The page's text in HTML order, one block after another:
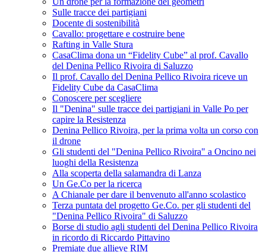
Sulle tracce dei partigiani
Docente di sostenibilità
Cavallo: progettare e costruire bene
Rafting in Valle Stura
CasaClima dona un “Fidelity Cube” al prof. Cavallo
del Denina Pellico Rivoira di Saluzzo
Il prof. Cavallo del Denina Pellico Rivoira riceve un
Fidelity Cube da CasaClima
Conoscere per scegliere
Il "Denina" sulle tracce dei partigiani in Valle Po per
capire la Resistenza
Denina Pellico Rivoira, per la prima volta un corso con
il drone
Gli studenti del "Denina Pellico Rivoira" a Oncino nei
luoghi della Resistenza
Alla scoperta della salamandra di Lanza
Un Ge.Co per la ricerca
A Chianale per dare il benvenuto all'anno scolastico
Terza puntata del progetto Ge.Co. per gli studenti del
"Denina Pellico Rivoira" di Saluzzo
Borse di studio agli studenti del Denina Pellico Rivoira
in ricordo di Riccardo Pittavino
Premiate due allieve RIM